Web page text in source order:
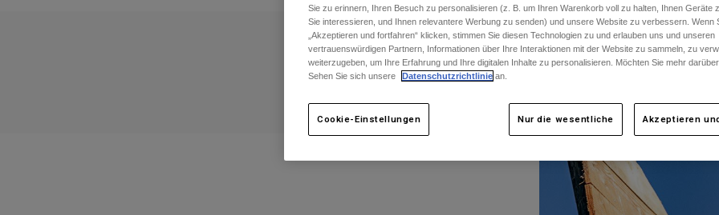
Hit the Park Dates|Fox Shred It.
Sie zu erinnern, Ihren Besuch zu personalisieren (z. B. um Ihren Warenkorb voll zu halten, Ihnen Geräte
Sie interessieren, und Ihnen relevantere Werbung zu senden) und unsere Website zu verbessern. Wenn
„Akzeptieren und fortfahren“ klicken, stimmen Sie diesen Technologien zu und erlauben uns und unseren
vertrauenswürdigen Partnern, Informationen über Ihre Interaktionen mit der Website zu sammeln, zu
weiterzugeben, um Ihre Erfahrung und Ihre digitalen Inhalte zu personalisieren. Möchten Sie mehr
Sehen Sie sich unsere
Datenschutzrichtlinie an.
Cookie-Einstellungen Nur die wesentliche Akzeptieren